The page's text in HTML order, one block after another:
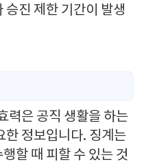
진 제한 기간이 발생
력은 공직 생활을 하는
한 정보입니다. 징계는
할 때 피할 수 있는 것